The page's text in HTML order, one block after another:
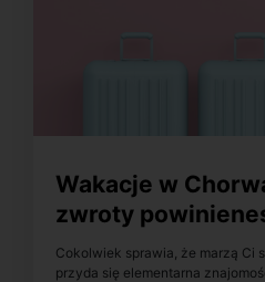
Wakacje w
zwroty
Cokolwiek sprawia, że marzą Ci
przyda się elementarna